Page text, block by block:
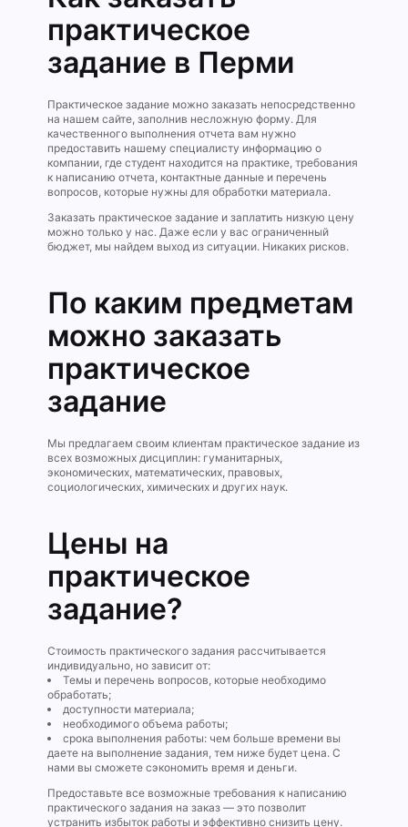
практическое
задание в Перми
Практическое задание можно заказать непосредственно
на нашем сайте, заполнив несложную форму. Для
качественного выполнения отчета вам нужно
предоставить нашему специалисту информацию о
компании, где студент находится на практике, требования
к написанию отчета, контактные данные и перечень
вопросов, которые нужны для обработки материала.
Заказать практическое задание и заплатить низкую цену
можно только у нас. Даже если у вас ограниченный
бюджет, мы найдем выход из ситуации. Никаких рисков.
По каким предметам
можно заказать
практическое
задание
Мы предлагаем своим клиентам практическое задание из
всех возможных дисциплин: гуманитарных,
экономических, математических, правовых,
социологических, химических и других наук.
Цены на
практическое
задание?
Стоимость практического задания рассчитывается
индивидуально, но зависит от:
Темы и перечень вопросов, которые необходимо
обработать;
доступности материала;
необходимого объема работы;
срока выполнения работы: чем больше времени вы
даете на выполнение задания, тем ниже будет цена. С
нами вы сможете сэкономить время и деньги.
Предоставьте все возможные требования к написанию
практического задания на заказ — это позволит
устранить избыток работы и эффективно снизить цену.